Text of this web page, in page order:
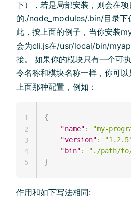
下），若是局部安装，则会在项
的./node_modules/.bin/目录下
此，按上面的例子，当你安装
会为cli.js在/usr/local/bin/
接。 如果你的模块只有一个可
令名称和模块名称一样，你可
上面那种配置，例如：
{
"name" : "my-
"version" :
"bin" :
"./path/to/
}
1
2
3
4
5
作用和如下写法相同: